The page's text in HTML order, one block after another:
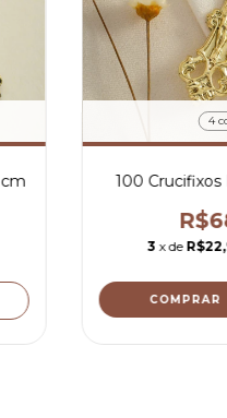
4
100 Crucifixos
3 x de
COMPRAR